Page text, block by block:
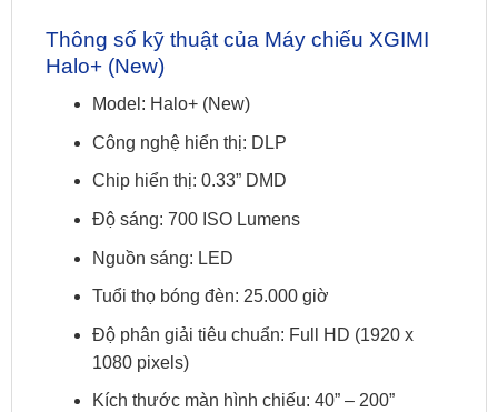
Thông số kỹ thuật của Máy chiếu XGIMI
Halo+ (New)
Model: Halo+ (New)
Công nghệ hiển thị: DLP
Chip hiển thị: 0.33” DMD
Độ sáng: 700 ISO Lumens
Nguồn sáng: LED
Tuổi thọ bóng đèn: 25.000 giờ
Độ phân giải tiêu chuẩn: Full HD (1920 x
1080 pixels)
Kích thước màn hình chiếu: 40” – 200”